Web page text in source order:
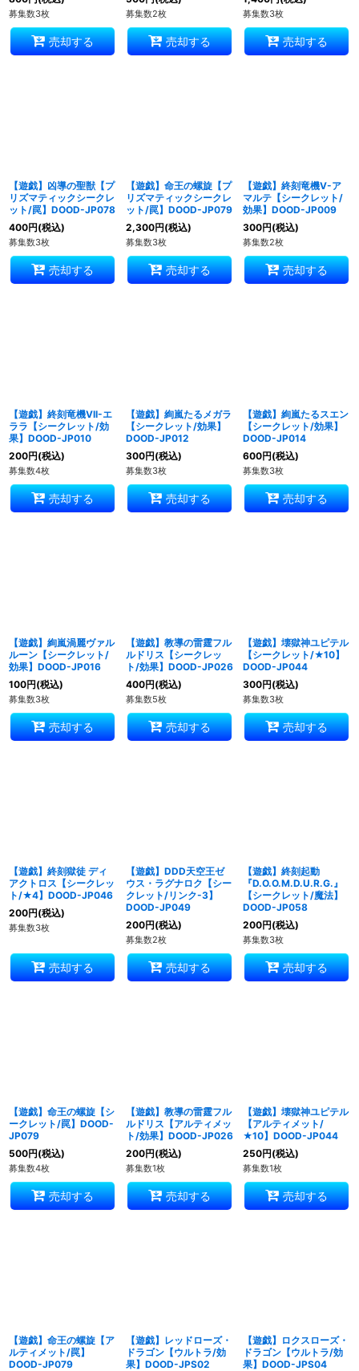
募集数3枚
売却する
募集数2枚
売却する
募集数3枚
売却する
【遊戯】凶導の聖獣【プ
リズマティックシークレ
ット/罠】DOOD-JP078
400円(税込)
募集数3枚
売却する
【遊戯】命王の螺旋【プ
リズマティックシークレ
ット/罠】DOOD-JP079
2,300円(税込)
募集数3枚
売却する
【遊戯】終刻竜機V-ア
マルテ【シークレット/
効果】DOOD-JP009
300円(税込)
募集数2枚
売却する
【遊戯】終刻竜機VII-エ
ララ【シークレット/効
果】DOOD-JP010
200円(税込)
募集数4枚
売却する
【遊戯】絢嵐たるメガラ
【シークレット/効果】
DOOD-JP012
300円(税込)
募集数3枚
売却する
【遊戯】絢嵐たるスエン
【シークレット/効果】
DOOD-JP014
600円(税込)
募集数3枚
売却する
【遊戯】絢嵐渦麗ヴァル
ルーン【シークレット/
効果】DOOD-JP016
100円(税込)
募集数3枚
売却する
【遊戯】教導の雷霆フル
ルドリス【シークレッ
ト/効果】DOOD-JP026
400円(税込)
募集数5枚
売却する
【遊戯】壊獄神ユピテル
【シークレット/★10】
DOOD-JP044
300円(税込)
募集数3枚
売却する
【遊戯】終刻獄徒 ディ
アクトロス【シークレッ
ト/★4】DOOD-JP046
200円(税込)
募集数3枚
売却する
【遊戯】DDD天空王ゼ
ウス・ラグナロク【シー
クレット/リンク-3】
DOOD-JP049
200円(税込)
募集数2枚
売却する
【遊戯】終刻起動
『D.O.O.M.D.U.R.G.』
【シークレット/魔法】
DOOD-JP058
200円(税込)
募集数3枚
売却する
【遊戯】命王の螺旋【シ
ークレット/罠】DOOD-
JP079
500円(税込)
募集数4枚
売却する
【遊戯】教導の雷霆フル
ルドリス【アルティメッ
ト/効果】DOOD-JP026
200円(税込)
募集数1枚
売却する
【遊戯】壊獄神ユピテル
【アルティメット/
★10】DOOD-JP044
250円(税込)
募集数1枚
売却する
【遊戯】命王の螺旋【ア
ルティメット/罠】
DOOD-JP079
【遊戯】レッドローズ・
ドラゴン【ウルトラ/効
果】DOOD-JPS02
【遊戯】ロクスローズ・
ドラゴン【ウルトラ/効
果】DOOD-JPS04